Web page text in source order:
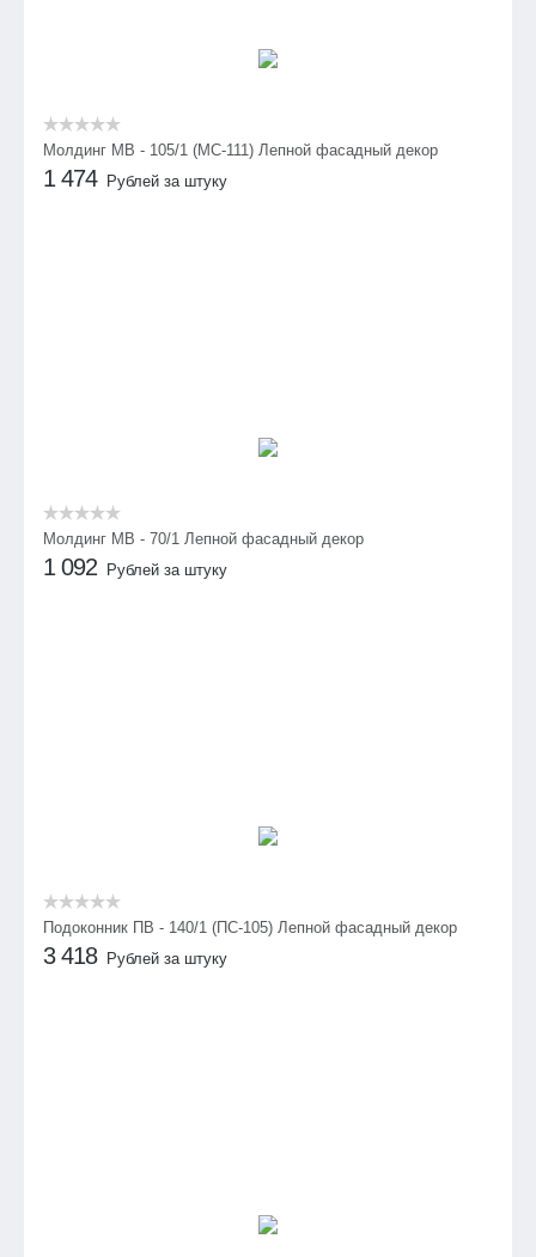
Молдинг МВ - 105/1 (МС-111) Лепной фасадный декор
1 474 Рублей за штуку
Молдинг МВ - 70/1 Лепной фасадный декор
1 092 Рублей за штуку
Подоконник ПВ - 140/1 (ПС-105) Лепной фасадный декор
3 418 Рублей за штуку